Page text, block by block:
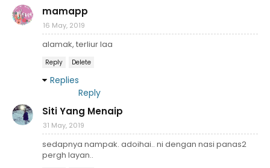
mamapp
16 May, 2019
alamak, terliur laa
Reply Delete
Replies
Reply
Siti Yang Menaip
31 May, 2019
sedapnya nampak. adoihai.. ni dengan nasi panas2
pergh layan..